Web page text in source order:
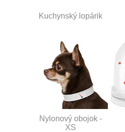
Kuchynský lopárik
Nylonový obojok -
XS